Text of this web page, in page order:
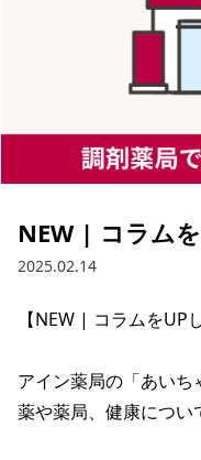
NEW | コラム
2025.02.14
【NEW | コラムをUP
アイン薬局の「あいち
薬や薬局、健康につい